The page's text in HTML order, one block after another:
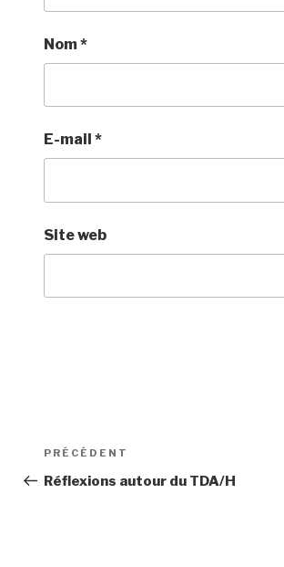
Nom*
E-mail *
Site web
Navigation
de
Article
précédent
PRÉCÉDENT
Réflexions autour du TDA/H